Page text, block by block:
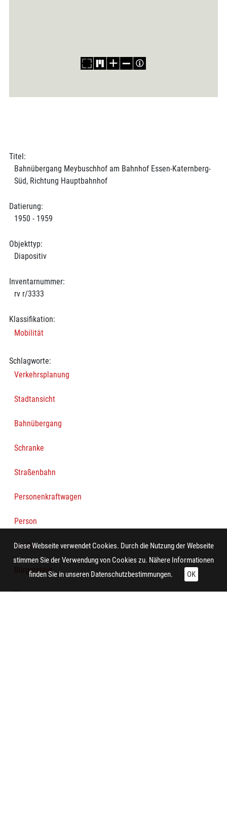
Titel:
Bahnübergang Meybuschhof am Bahnhof Essen-Katernberg-
Süd, Richtung Hauptbahnhof
Datierung:
1950 - 1959
Objekttyp:
Diapositiv
Inventarnummer:
rv r/3333
Klassifikation:
Mobilität
Schlagworte:
Verkehrsplanung
Stadtansicht
Bahnübergang
Schranke
Straßenbahn
Personenkraftwagen
Person
Straße
Bürgersteig
Rasen
Diese Webseite verwendet Cookies. Durch die Nutzung der Webseite
stimmen Sie der Verwendung von Cookies zu. Nähere Informationen
finden Sie in unseren Datenschutzbestimmungen. OK